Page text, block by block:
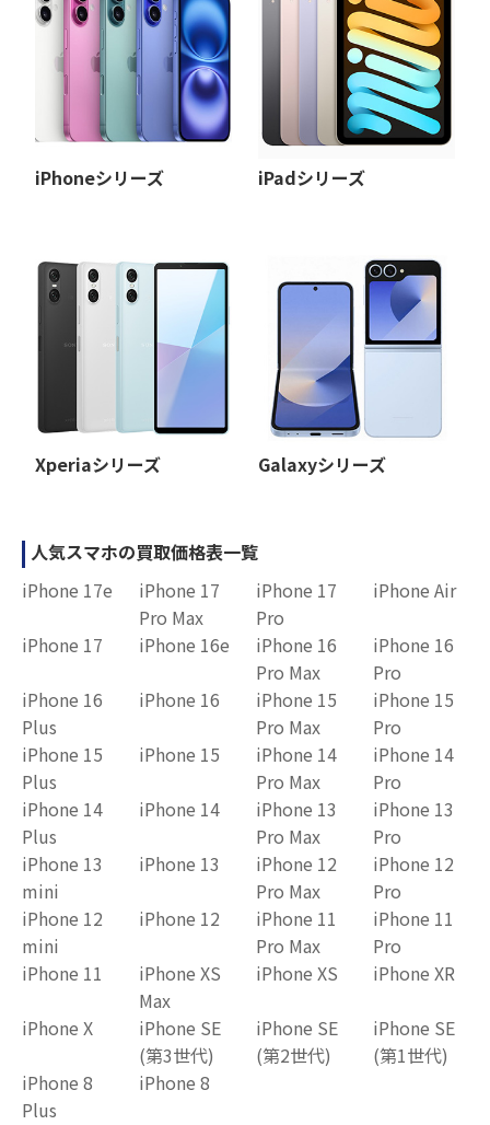
iPhoneシリーズ iPadシリーズ
Xperiaシリーズ Galaxyシリーズ
人気スマホの買取価格表一覧
iPhone 17e
iPhone 17
Pro Max
iPhone 17
Pro
iPhone Air
iPhone 17 iPhone 16e
iPhone 16
Pro Max
iPhone 16
Pro
iPhone 16
Plus
iPhone 16
iPhone 15
Pro Max
iPhone 15
Pro
iPhone 15
Plus
iPhone 15
iPhone 14
Pro Max
iPhone 14
Pro
iPhone 14
Plus
iPhone 14
iPhone 13
Pro Max
iPhone 13
Pro
iPhone 13
mini
iPhone 13
iPhone 12
Pro Max
iPhone 12
Pro
iPhone 12
mini
iPhone 12
iPhone 11
Pro Max
iPhone 11
Pro
iPhone 11
iPhone XS
Max
iPhone XS iPhone XR
iPhone X
iPhone SE
(第3世代)
iPhone SE
(第2世代)
iPhone SE
(第1世代)
iPhone 8
Plus
iPhone 8